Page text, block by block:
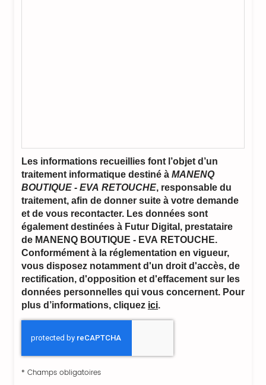
Les informations recueillies font l’objet d’un
traitement informatique destiné àMANENQ
BOUTIQUE - EVA RETOUCHE, responsable du
traitement, afin de donner suite à votre demande
et de vous recontacter. Les données sont
également destinées à Futur Digital, prestataire
de MANENQ BOUTIQUE - EVA RETOUCHE.
Conformément à la réglementation en vigueur,
vous disposez notamment d'un droit d'accès, de
rectification, d'opposition et d'effacement sur les
données personnelles qui vous concernent. Pour
plus d’informations, cliquez ici.
* Champs obligatoires